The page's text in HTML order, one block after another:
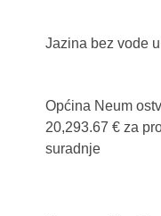
Jazina bez vode
Općina Neum
20,293.67 € za
suradnje